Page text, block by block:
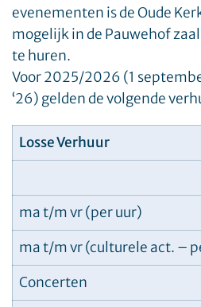
evenementen is de Oude
mogelijk in de Pauwehof
te huren.
Voor 2025/2026 (1
‘26) gelden de volgende
Losse Verhuur
ma t/m vr (per uur)
ma t/m vr (culturele act. –
Concerten